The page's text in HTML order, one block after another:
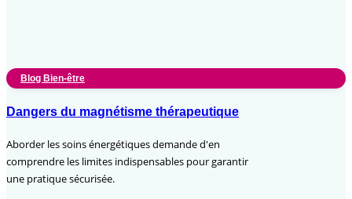
Blog Bien-être
Dangers du magnétisme thérapeutique
Aborder les soins énergétiques demande d'en
comprendre les limites indispensables pour garantir
une pratique sécurisée.